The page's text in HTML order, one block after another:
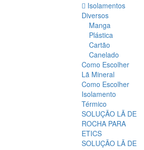
Isolamentos
Diversos
Manga
Plástica
Cartão
Canelado
Como Escolher
Lã Mineral
Como Escolher
Isolamento
Térmico
SOLUÇÃO LÃ DE
ROCHA PARA
ETICS
SOLUÇÃO LÃ DE